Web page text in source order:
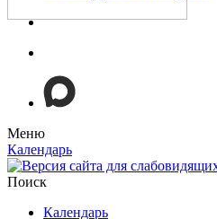
Меню
Календарь
Поиск
Календарь